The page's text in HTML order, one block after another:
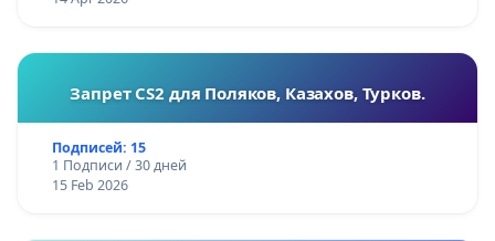
Запрет CS2 для Поляков, Казахов, Турков.
Подписей: 15
1 Подписи / 30 дней
15 Feb 2026